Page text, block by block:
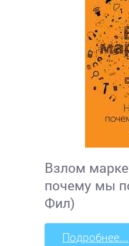
Взлом
почему мы
Фил)
Подробнее...